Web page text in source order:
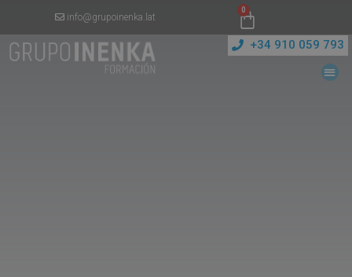
info@grupoinenka.lat
0
+34 910 059 793